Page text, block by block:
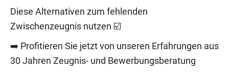
Diese Alternativen zum fehlenden
Zwischenzeugnis nutzen ☑️
➡️ Profitieren Sie jetzt von unseren Erfahrungen aus
30 Jahren Zeugnis- und Bewerbungsberatung